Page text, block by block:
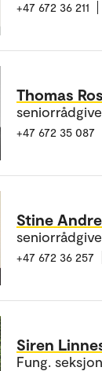
+47 672 36 211
Thomas
+47 672 35 087
Stine
+47 672 36 257
Siren
Fung.